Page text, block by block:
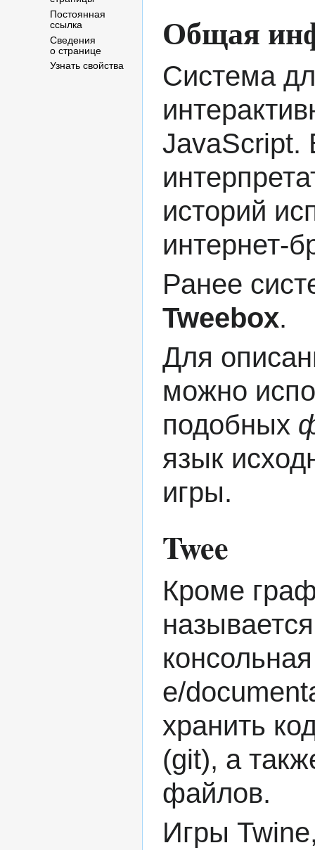
Общая
Система
JavaScript.
историй
интернет-
Ранее
Tweebox.
Для
можно
подобных
язык
игры.
Twee
Кроме
хранить
(git), а
файлов.
Игры
Постоянная
ссылка
Сведения
о странице
Узнать свойства